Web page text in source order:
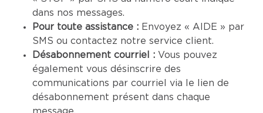
dans nos messages.
Pour toute assistance : Envoyez « AIDE » par
SMS ou contactez notre service client.
Désabonnement courriel : Vous pouvez
également vous désinscrire des
communications par courriel via le lien de
désabonnement présent dans chaque